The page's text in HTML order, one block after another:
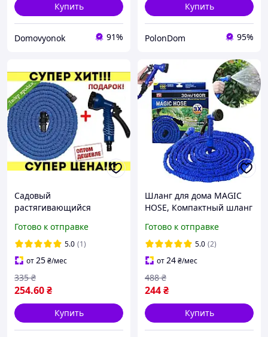
Купить
Domovyonok 91%
Купить
PolonDom 95%
Садовый
растягивающийся
с распылителем XHOSE
огородный шланг +
насадка в подарок !
Готово к отправке
5.0 (1)
от25₴/мес
254.60₴
335 ₴
Купить
Шланг для дома MAGIC
HOSE, Компактный шланг
Готово к отправке
5.0 (2)
от24₴/мес
244₴
488 ₴
Купить